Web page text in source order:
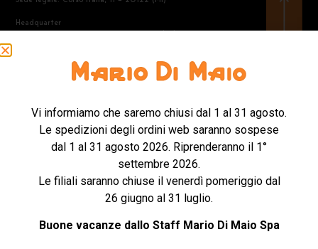
Headquarter
Via A.Manzoni, 40 – 21040 Gerenzano (Va)
Mail: contattishop@mariodimaio.com
Mario Di Maio SpA – Codice Destinatario SDI: 8KI81S6 – Codice
fiscale e Partita Iva 04628430151 – Capitale Sociale
Vi informiamo che saremo chiusi dal 1 al 31 agosto.
Le spedizioni degli ordini web saranno sospese
dal 1 al 31 agosto 2026. Riprenderanno il 1°
settembre 2026.
Le filiali saranno chiuse il venerdì pomeriggio dal
26 giugno al 31 luglio.
Buone vacanze dallo Staff Mario Di Maio Spa